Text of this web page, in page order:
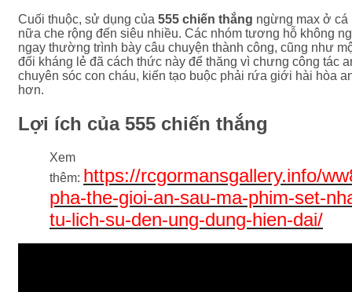
Cuối thuộc, sử dụng của 555 chiến thắng ngừng max ở
nữa che rộng đến siêu nhiều. Các nhóm tương hỗ không
ngay thường trình bày câu chuyện thành công, cũng như
đối kháng lẻ đã cách thức này để thăng vì chưng công tác
chuyên sóc con cháu, kiến tạo buộc phải rứa giới hài hòa
hơn.
Lợi ích của 555 chiến thắng
Xem
thêm: https://rcgormansgallery.info/
pha-the-gioi-an-sau-ma-phim-set-
tu-lich-su-den-ung-dung-hien-dai/